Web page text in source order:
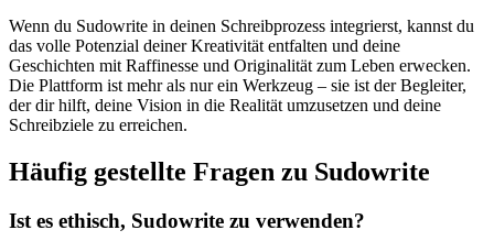
Wenn du Sudowrite in deinen Schreibprozess integrierst, kannst du
das volle Potenzial deiner Kreativität entfalten und deine
Geschichten mit Raffinesse und Originalität zum Leben erwecken.
Die Plattform ist mehr als nur ein Werkzeug – sie ist der Begleiter,
der dir hilft, deine Vision in die Realität umzusetzen und deine
Schreibziele zu erreichen.
Häufig gestellte Fragen zu Sudowrite
Ist es ethisch, Sudowrite zu verwenden?